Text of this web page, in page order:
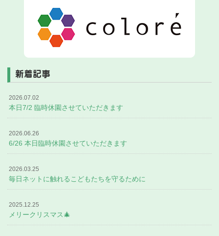
新着記事
2026.07.02
本日7/2 臨時休園させていただきます
2026.06.26
6/26 本日臨時休園させていただきます
2026.03.25
毎日ネットに触れるこどもたちを守るために
2025.12.25
メリークリスマス🎄